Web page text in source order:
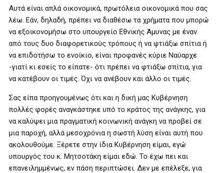
Αυτά είναι απλά οικονομικά, πρωτόλεια οικονομικά που σας
λέω. Εάν, δηλαδή, πρέπει να διαθέσω τα χρήματα που μπορώ
να εξοικονομήσω στο υπουργείο Εθνικής Άμυνας με έναν
από τους δυο διαφορετικούς τρόπους ή να φτιάξω σπίτια ή
να επιδοτήσω το ενοίκιο, είναι προφανές κύριε Ναύαρχε
-γιατί κι εσείς το είπατε- ότι πρέπει να φτιάξω σπίτια, για
να κατέβουν οι τιμές. Όχι να ανέβουν και άλλο οι τιμές.
Σας είπα προηγουμένως ότι και η δική μας Κυβέρνηση
πολλές φορές αναγκάστηκε υπό το κράτος της ανάγκης, για
να καλύψει μια πραγματική κοινωνική ανάγκη να προβεί σε
μια παροχή, αλλά μεσοχρόνια η σωστή λύση είναι αυτή που
ακολουθούμε. Ξέρετε στην ίδια Κυβέρνηση είμαι, εγώ
υπουργός του κ. Μητσοτάκη είμαι εδώ. Το έχω πει και
επανειλημμένως, εν πάση περιπτώσει. Δεν με επέλεξε, για